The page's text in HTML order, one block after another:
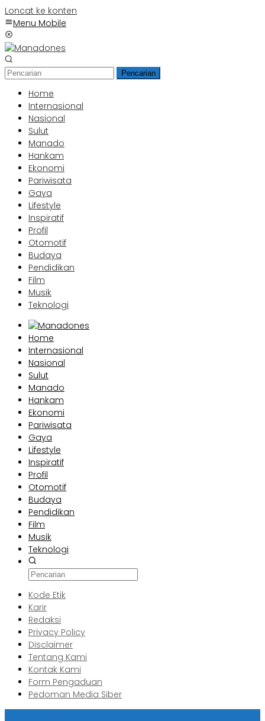
Loncat ke konten
Menu Mobile
Pencarian
Home
Internasional
Nasional
Sulut
Manado
Hankam
Ekonomi
Pariwisata
Gaya
Lifestyle
Inspiratif
Profil
Otomotif
Budaya
Pendidikan
Film
Musik
Teknologi
Home
Internasional
Nasional
Sulut
Manado
Hankam
Ekonomi
Pariwisata
Gaya
Lifestyle
Inspiratif
Profil
Otomotif
Budaya
Pendidikan
Film
Musik
Teknologi
Kode Etik
Karir
Redaksi
Privacy Policy
Disclaimer
Tentang Kami
Kontak Kami
Form Pengaduan
Pedoman Media Siber